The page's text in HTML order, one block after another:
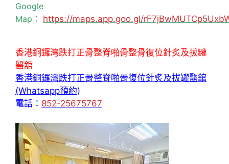
Google
Map： https://maps.app.goo.gl/
香港銅鑼灣跌打正骨整脊啪骨整骨復位針炙及拔罐
醫舘
香港銅鑼灣跌打正骨整脊啪骨復位針炙及拔罐醫舘
(Whatsapp預約)
電話： 852-25675767